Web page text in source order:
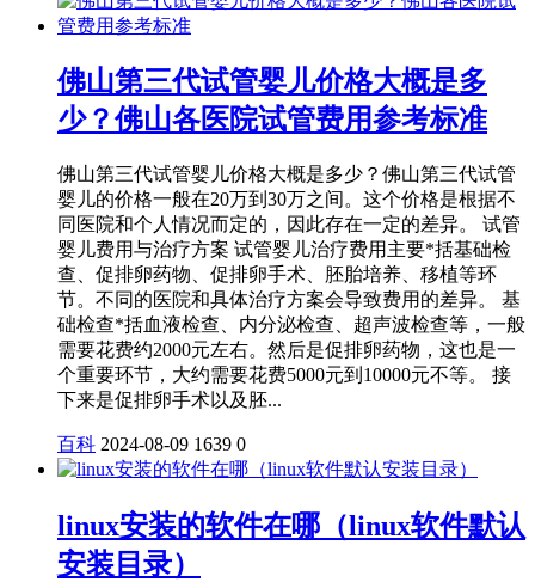
佛山第三代试管婴儿价格大概是多
少？佛山各医院试管费用参考标准
佛山第三代试管婴儿价格大概是多少？佛山第三代试管
婴儿的价格一般在20万到30万之间。这个价格是根据不
同医院和个人情况而定的，因此存在一定的差异。 试管
婴儿费用与治疗方案 试管婴儿治疗费用主要*括基础检
查、促排卵药物、促排卵手术、胚胎培养、移植等环
节。不同的医院和具体治疗方案会导致费用的差异。 基
础检查*括血液检查、内分泌检查、超声波检查等，一般
需要花费约2000元左右。然后是促排卵药物，这也是一
个重要环节，大约需要花费5000元到10000元不等。 接
下来是促排卵手术以及胚...
百科 2024-08-09 1639 0
linux安装的软件在哪（linux软件默认
安装目录）